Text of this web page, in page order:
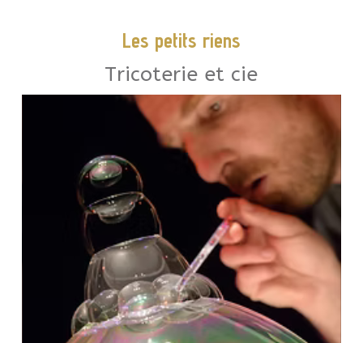
Les petits riens
Tricoterie et cie
Autour de lui de vieux objets.
Il en fait naître des bulles de savon,
leur glisse un souffle de vie, et les
accompagne le temps d’une
histoire…
Une rencontre où le musicien et le
manipulateur s’amusent à nous
surprendre dans un spectacle
ludique où le public vit avec la
bulle…
Ce sont des images sans parole qui
racontent, qui nous racontent…